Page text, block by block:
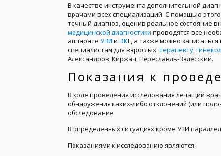
В качестве инструмента дополнительной
врачами всех специализаций. С помощью
точный диагноз, оценив реальное состояние
медицинской диагностики проводятся все
аппарате УЗИ и ЭКГ, а также можно
специалистам для взрослых: терапевту
Александров, Киржач, Переславль-Залесский.
Показания к
В ходе проведения исследования лечащий
обнаружения каких-либо отклонений (или
обследование.
В определенных ситуациях кроме УЗИ
Показаниями к исследованию являются: